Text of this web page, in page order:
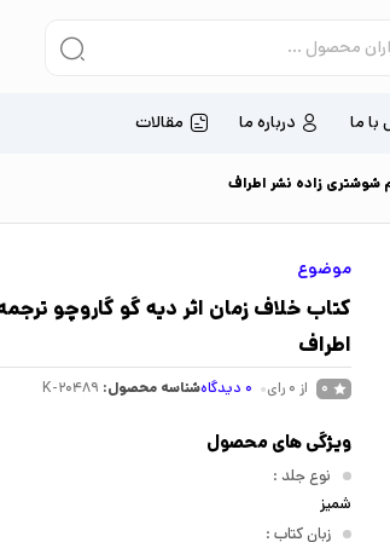
ما درباره ما مقالات
شوشتری زاده نشر اطراف
موضوع
کتاب خلاف زمان اثر دیه گو گاروچو
اطراف
0 از 0 رای 0 دیدگاهشناسه محصول: K-20489
ویژگی های محصول
نوع جلد :
شمیز
زبان کتاب :